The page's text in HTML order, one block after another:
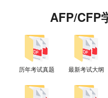
AFP/CFP
历年考试真题 最新考试大纲